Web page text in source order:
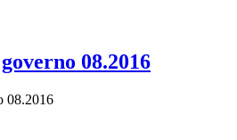
08.2016
08.2016